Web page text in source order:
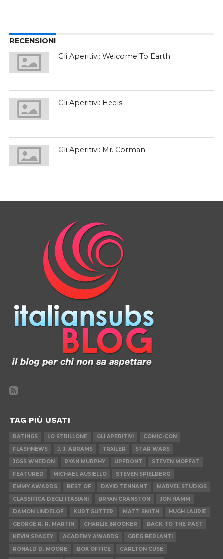
RECENSIONI
Gli Aperitivi: Welcome To Earth
Gli Aperitivi: Heels
Gli Aperitivi: Mr. Corman
TAG PIÙ USATI
RATINGS LO STRILLONE GLI APERITIVI
COMIC-CON
FLASHNEWS
J. J. ABRAMS TRAILER
STAR WARS
JOSS WHEDON
RYAN MURPHY UPFRONT
STEVEN MOFFAT
FEATURED
MICHAEL AUSIELLO
STEVEN SPIELBERG
EMMY AWARDS
BEST OF DAVID TENNANT
MARVEL STUDIOS
CLASSIFICA DEGLI ITASIANI
BRYAN CRANSTON
JON HAMM
DAMON LINDELOF
KURT SUTTER MATT SMITH
HUGH LAURIE
GEORGE R. R. MARTIN
CHARLIE BROOKER
BACK TO THE PAST
KEVIN SPACEY
ACADEMY AWARDS
GREG BERLANTI
RONALD D. MOORE
BOX OFFICE
CARLTON CUSE